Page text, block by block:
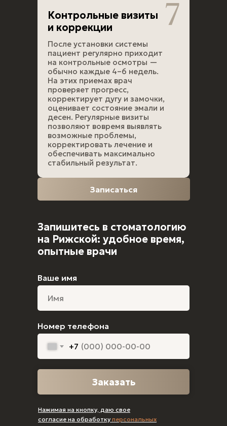
Контрольные визиты
и коррекции
После установки системы
пациент регулярно приходит
на контрольные осмотры —
обычно каждые 4–6 недель.
На этих приемах врач
проверяет прогресс,
корректирует дугу и замочки,
оценивает состояние эмали и
десен. Регулярные визиты
позволяют вовремя выявлять
возможные проблемы,
корректировать лечение и
обеспечивать максимально
стабильный результат.
Записаться
Запишитесь в стоматологию
на Рижской: удобное время,
опытные врачи
Ваше имя
Номер телефона
+7
Заказать
Нажимая на кнопку, даю свое
согласие на обработку персональных